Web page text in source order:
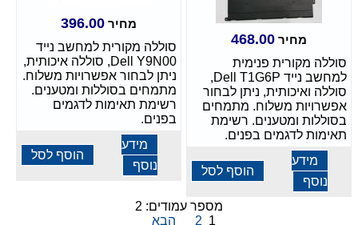
מחיר 468.00
סוללה מקורית פנימית
למחשב נייד Dell T1G6P,
סוללה ואיכותית, ניתן לבחור
אפשרויות משלוח. מתמחים
בסוללות ומטענים. רשימת
תאימות לדגמים בפנים.
מידע
נוסף
הוסף לסל
מחיר 396.00
סוללה מקורית למחשב נייד
Dell Y9N00, סוללה איכותית,
ניתן לבחור אפשרויות משלוח.
מתמחים בסוללות ומטענים.
רשימת תאימות לדגמים
בפנים.
מידע
נוסף
הוסף לסל
מספר עמודים: 2
1
2 הבא